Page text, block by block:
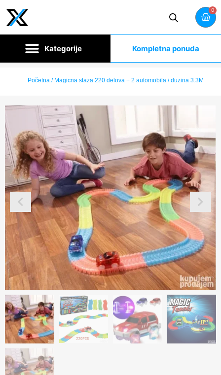
0
Kompletna ponuda
Početna/ Magicna staza 220 delova + 2 automobila / duzina 3.3M